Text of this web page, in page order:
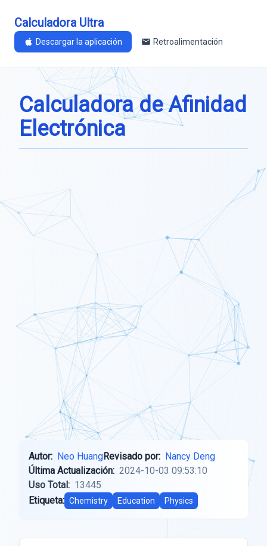
Calculadora Ultra
Descargar la aplicación Retroalimentación
Calculadora de Afinidad
Electrónica
Autor: Neo HuangRevisado por: Nancy Deng
Última Actualización: 2024-10-03 09:53:10
Uso Total: 13445
Etiqueta: Chemistry Education Physics